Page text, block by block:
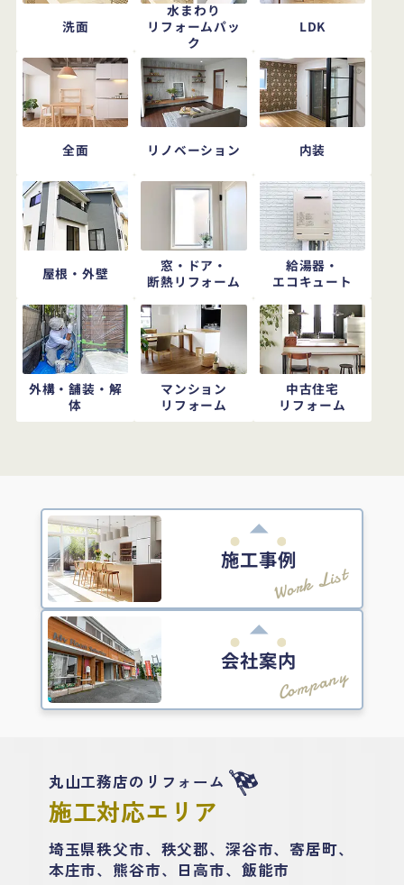
洗面
水まわり
リフォームパッ
ク
LDK
全面 リノベーション 内装
屋根・外壁
窓・ドア・
断熱リフォーム
給湯器・
エコキュート
外構・舗装・解
体
マンション
リフォーム
中古住宅
リフォーム
施工事例
Work List
会社案内
Company
丸山工務店のリフォーム
施工対応エリア
埼玉県秩父市、秩父郡、深谷市、寄居町、
本庄市、熊谷市、日高市、飯能市